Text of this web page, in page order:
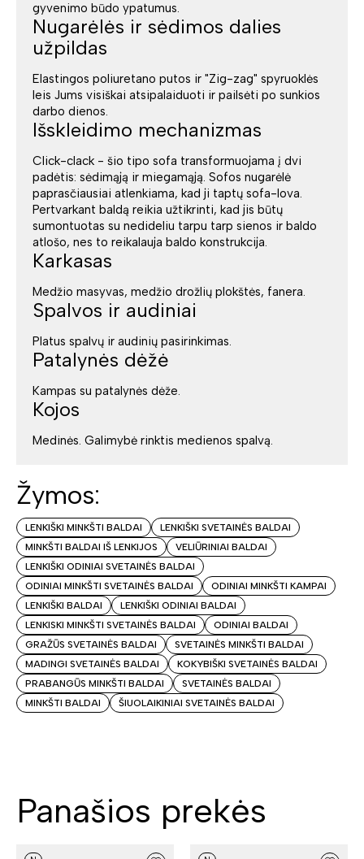
gyvenimo būdo ypatumus.
Nugarėlės ir sėdimos dalies
užpildas
Elastingos poliuretano putos ir "Zig-zag" spyruoklės
leis Jums visiškai atsipalaiduoti ir pailsėti po sunkios
darbo dienos.
Išskleidimo mechanizmas
Click-clack - šio tipo sofa transformuojama į dvi
padėtis: sėdimąją ir miegamąją. Sofos nugarėlė
paprasčiausiai atlenkiama, kad ji taptų sofa-lova.
Pertvarkant baldą reikia užtikrinti, kad jis būtų
sumontuotas su nedideliu tarpu tarp sienos ir baldo
atlošo, nes to reikalauja baldo konstrukcija.
Karkasas
Medžio masyvas, medžio drožlių plokštės, fanera.
Spalvos ir audiniai
Platus spalvų ir audinių pasirinkimas.
Patalynės dėžė
Kampas su patalynės dėže.
Kojos
Medinės. Galimybė rinktis medienos spalvą.
Žymos:
LENKIŠKI MINKŠTI BALDAI
LENKIŠKI SVETAINĖS BALDAI
MINKŠTI BALDAI IŠ LENKIJOS
VELIŪRINIAI BALDAI
LENKIŠKI ODINIAI SVETAINĖS BALDAI
ODINIAI MINKŠTI SVETAINĖS BALDAI
ODINIAI MINKŠTI KAMPAI
LENKIŠKI BALDAI
LENKIŠKI ODINIAI BALDAI
LENKISKI MINKŠTI SVETAINĖS BALDAI
ODINIAI BALDAI
GRAŽŪS SVETAINĖS BALDAI
SVETAINĖS MINKŠTI BALDAI
MADINGI SVETAINĖS BALDAI
KOKYBIŠKI SVETAINĖS BALDAI
PRABANGŪS MINKŠTI BALDAI
SVETAINĖS BALDAI
MINKŠTI BALDAI
ŠIUOLAIKINIAI SVETAINĖS BALDAI
Panašios prekės